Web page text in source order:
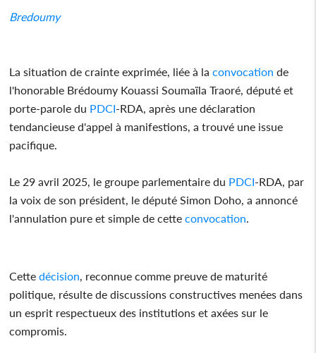
Bredoumy
La situation de crainte exprimée, liée à laconvocation de
l'honorable Brédoumy Kouassi Soumaïla Traoré, député et
porte-parole du PDCI-RDA, après une déclaration
tendancieuse d'appel à manifestions, a trouvé une issue
pacifique.
Le 29 avril 2025, le groupe parlementaire du PDCI-RDA, par
la voix de son président, le député Simon Doho, a annoncé
l'annulation pure et simple de cetteconvocation.
Cettedécision, reconnue comme preuve de maturité
politique, résulte de discussions constructives menées dans
un esprit respectueux des institutions et axées sur le
compromis.